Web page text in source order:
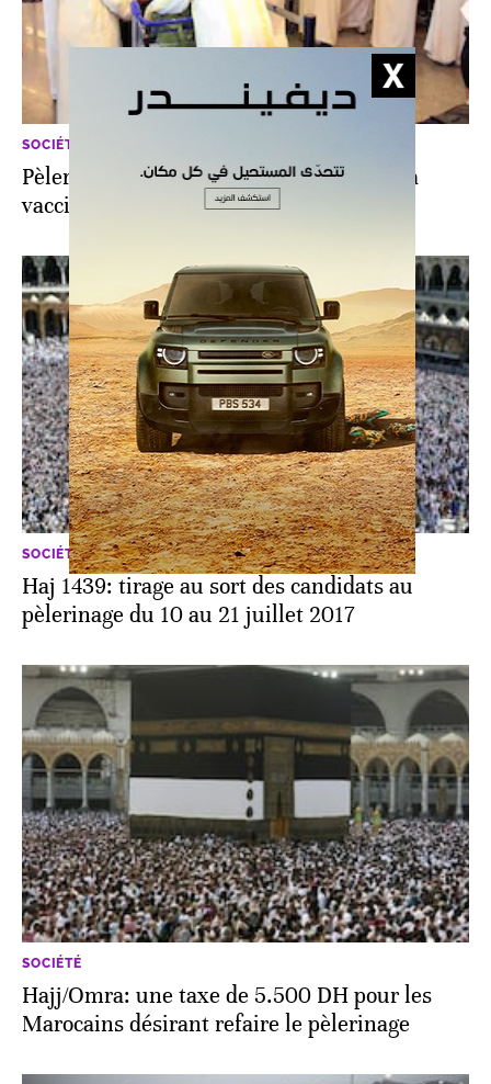
SOCIÉTÉ
Pèlerinage: tout ce qu’il faut savoir sur la
vaccination
SOCIÉTÉ
Haj 1439: tirage au sort des candidats au
pèlerinage du 10 au 21 juillet 2017
SOCIÉTÉ
Hajj/Omra: une taxe de 5.500 DH pour les
Marocains désirant refaire le pèlerinage